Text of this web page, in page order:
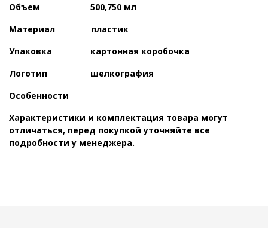
Объем 500,750 мл
Материал пластик
Упаковка картонная коробочка
Логотип шелкография
Особенности
Характеристики и комплектация товара могут
отличаться, перед покупкой уточняйте все
подробности у менеджера.